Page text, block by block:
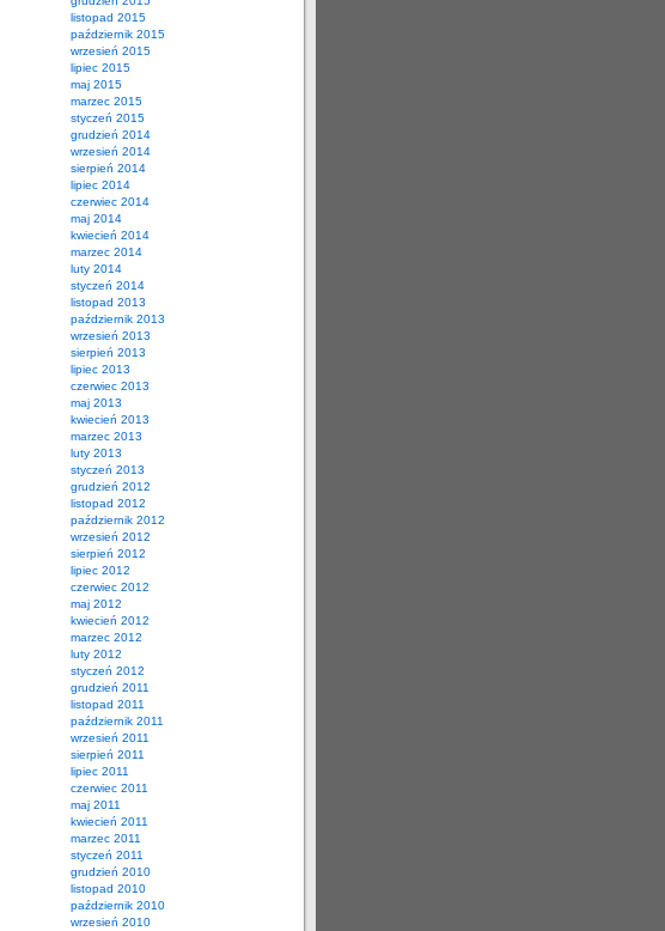
listopad 2015
październik 2015
wrzesień 2015
lipiec 2015
maj 2015
marzec 2015
styczeń 2015
grudzień 2014
wrzesień 2014
sierpień 2014
lipiec 2014
czerwiec 2014
maj 2014
kwiecień 2014
marzec 2014
luty 2014
styczeń 2014
listopad 2013
październik 2013
wrzesień 2013
sierpień 2013
lipiec 2013
czerwiec 2013
maj 2013
kwiecień 2013
marzec 2013
luty 2013
styczeń 2013
grudzień 2012
listopad 2012
październik 2012
wrzesień 2012
sierpień 2012
lipiec 2012
czerwiec 2012
maj 2012
kwiecień 2012
marzec 2012
luty 2012
styczeń 2012
grudzień 2011
listopad 2011
październik 2011
wrzesień 2011
sierpień 2011
lipiec 2011
czerwiec 2011
maj 2011
kwiecień 2011
marzec 2011
styczeń 2011
grudzień 2010
listopad 2010
październik 2010
wrzesień 2010